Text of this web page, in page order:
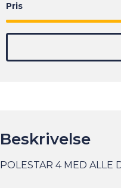
Beskrivelse
POLESTAR 4 MED ALLE